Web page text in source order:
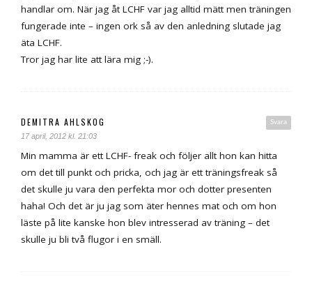
handlar om. När jag åt LCHF var jag alltid mätt men träningen
fungerade inte – ingen ork så av den anledning slutade jag
äta LCHF.
Tror jag har lite att lära mig ;-).
Svara
DEMITRA AHLSKOG
17 april, 2012 kl. 21:03
Min mamma är ett LCHF- freak och följer allt hon kan hitta
om det till punkt och pricka, och jag är ett träningsfreak så
det skulle ju vara den perfekta mor och dotter presenten
haha! Och det är ju jag som äter hennes mat och om hon
läste på lite kanske hon blev intresserad av träning – det
skulle ju bli två flugor i en smäll.